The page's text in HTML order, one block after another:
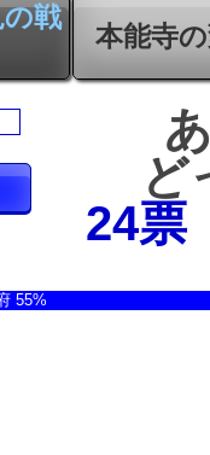
戦
本能寺
ど
24票
55%